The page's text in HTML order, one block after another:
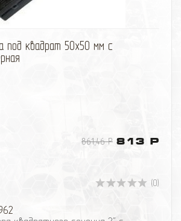
под квадрат 50х50 мм с
861,46 Р 813 Р
(0)